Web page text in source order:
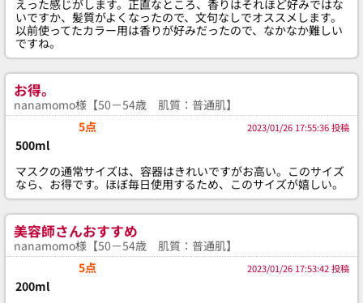
えった感じがします。正直なところ、香りはそれほど好みではな
いですか、髪質がよくなったので、文句なしでオススメします。
以前使ってたカラー用は香りが好みだったので、なかなか難しい
ですね。
お得。
nanamomo様【50－54歳 肌質：普通肌】
5点
2023/01/26 17:55:36 投稿
500ml
マスクの通常サイズは、容器はきれいですがお高い。このサイズ
なら、お得です。ほぼ毎日使用するため、このサイズが嬉しい。
美容師さんおすすめ
nanamomo様【50－54歳 肌質：普通肌】
5点
2023/01/26 17:53:42 投稿
200ml